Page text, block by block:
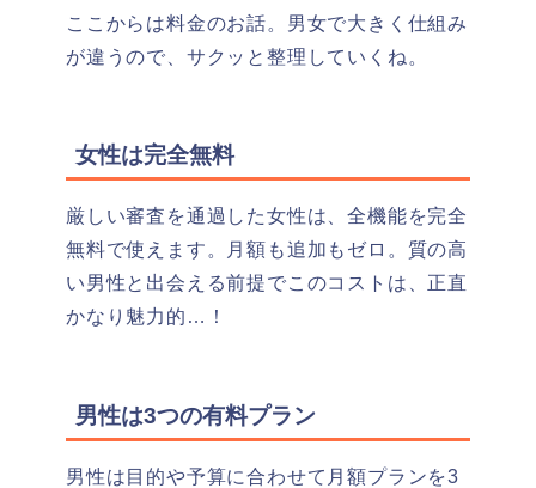
ここからは料金のお話。男女で大きく仕組み
が違うので、サクッと整理していくね。
女性は完全無料
厳しい審査を通過した女性は、全機能を完全
無料で使えます。月額も追加もゼロ。質の高
い男性と出会える前提でこのコストは、正直
かなり魅力的…！
男性は3つの有料プラン
男性は目的や予算に合わせて月額プランを3